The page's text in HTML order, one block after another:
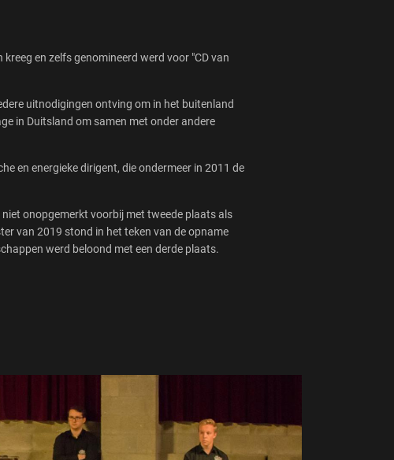
en zelfs genomineerd werd voor "CD van
uitnodigingen ontving om in het buitenland
in Duitsland om samen met onder andere
en energieke dirigent, die ondermeer in 2011 de
onopgemerkt voorbij met tweede plaats als
van 2019 stond in het teken van de opname
werd beloond met een derde plaats.